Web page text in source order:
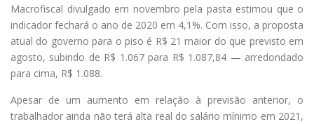
Macrofiscal divulgado em novembro pela pasta estimou que o
indicador fechará o ano de 2020 em 4,1%. Com isso, a proposta
atual do governo para o piso é R$ 21 maior do que previsto em
agosto, subindo de R$ 1.067 para R$ 1.087,84 — arredondado
para cima, R$ 1.088.
Apesar de um aumento em relação à previsão anterior, o
trabalhador ainda não terá alta real do salário mínimo em 2021,